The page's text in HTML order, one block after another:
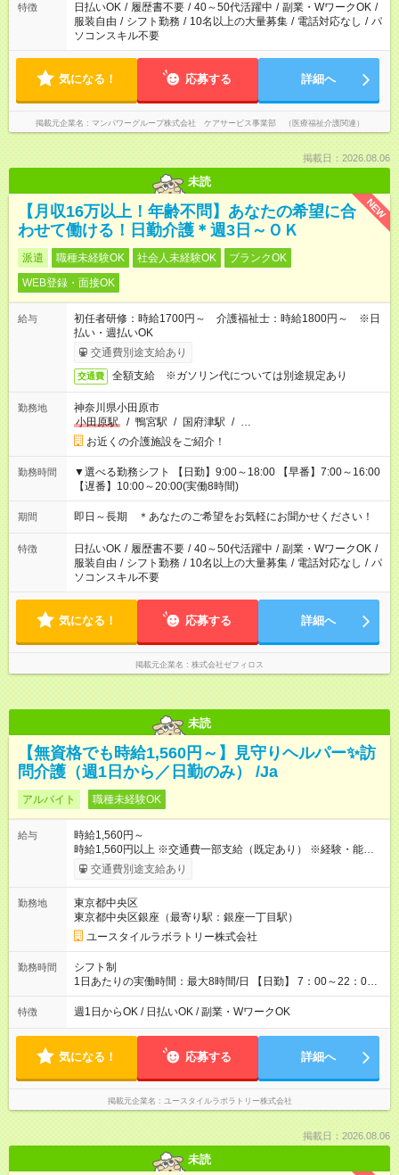
特徴 日払いOK / 履歴書不要 / 40～50代活躍中 / 副業・WワークOK /
服装自由 / シフト勤務 / 10名以上の大量募集 / 電話対応なし / パ
ソコンスキル不要
気になる！ 応募する 詳細へ
掲載元企業名 マンパワーグループ株式会社 ケアサービス事業部 （医療福祉介護関連）
掲載日：2026.08.06
未読
NEW
【月収16万以上！年齢不問】あなたの希望に合
わせて働ける！日勤介護＊週3日～ＯＫ
派遣 職種未経験OK 社会人未経験OK
ブランクOK
WEB登録・面接OK
給与
初任者研修：時給1700円～ 介護福祉士：時給1800円～ ※日
払い・週払いOK
交通費別途支給あり
交通費 全額支給 ※ガソリン代については別途規定あり
勤務地
神奈川県小田原市
小田原駅
/ 鴨宮駅 / 国府津駅 / …
お近くの介護施設をご紹介！
勤務時間
▼選べる勤務シフト 【日勤】9:00～18:00 【早番】7:00～16:00
【遅番】10:00～20:00(実働8時間)
期間 即日～長期 ＊あなたのご希望をお気軽にお聞かせください！
特徴 日払いOK / 履歴書不要 / 40～50代活躍中 / 副業・WワークOK /
服装自由 / シフト勤務 / 10名以上の大量募集 / 電話対応なし / パ
ソコンスキル不要
気になる！ 応募する 詳細へ
掲載元企業名 株式会社ゼフィロス
未読
【無資格でも時給1,560円～】見守りヘルパー✨訪
問介護（週1日から／日勤のみ） /Ja
アルバイト 職種未経験OK
給与
時給1,560円～
時給1,560円以上 ※交通費一部支給（既定あり） ※経験・能力を
考慮して決定します 【収入例】 週1回勤務の場合：1,560円×8時
間×4回=4万9,920円 週3回勤務の場合：1,560円×8時間×12回
9,600円 【試用期間】試用期間あり 試用期間の長さ：2ヶ月
※ 雇用形態と給与に、本採用時と異なる部分があります。 雇用
形態：本採用時と同じです。 給与：時給 1,230円以上
交通費別途支給あり
勤務地
東京都中央区
東京都中央区銀座（最寄り駅：銀座一丁目駅）
ユースタイルラボラトリー株式会社
勤務時間
シフト制
1日あたりの実働時間：最大8時間/日 【日勤】 7：00～22：00
の間で8時間勤務（休憩時間は法定通り） ※週1日～OK ／ 夜勤
なし ＊＊ 勤務時間例 ＊＊ ■8時から17時 ■9時から18時 ■10
定（毎週同じ曜日勤務）
特徴 週1日からOK / 日払いOK / 副業・WワークOK
気になる！ 応募する 詳細へ
掲載元企業名 ユースタイルラボラトリー株式会社
掲載日：2026.08.06
未読